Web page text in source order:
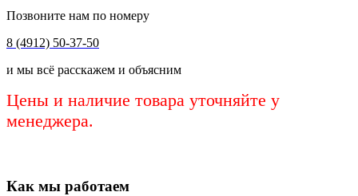
Позвоните нам по номеру
8 (4912) 50-37-50
и мы всё расскажем и объясним
Цены и наличие товара уточняйте у
менеджера.
Как мы работаем